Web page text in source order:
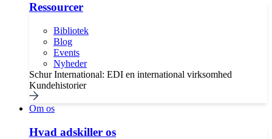
Ressourcer
Bibliotek
Blog
Events
Nyheder
Schur International: EDI en international virksomhed
Kundehistorier
Om os
Hvad adskiller os